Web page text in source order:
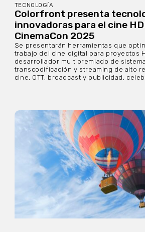
TECNOLOGÍA
Colorfront presenta
innovadoras para el cine
CinemaCon 2025
Se presentarán herramientas que
trabajo del cine digital para proyectos
desarrollador multipremiado de
transcodificación y streaming de alto
cine, OTT, broadcast y publicidad,